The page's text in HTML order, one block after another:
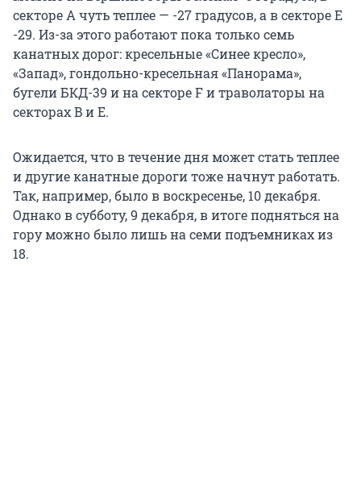
секторе А чуть теплее — -27 градусов, а в секторе Е
-29. Из-за этого работают пока только семь
канатных дорог: кресельные «Синее кресло»,
«Запад», гондольно-кресельная «Панорама»,
бугели БКД-39 и на секторе F и траволаторы на
секторах B и E.
Ожидается, что в течение дня может стать теплее
и другие канатные дороги тоже начнут работать.
Так, например, было в воскресенье, 10 декабря.
Однако в субботу, 9 декабря, в итоге подняться на
гору можно было лишь на семи подъемниках из
18.